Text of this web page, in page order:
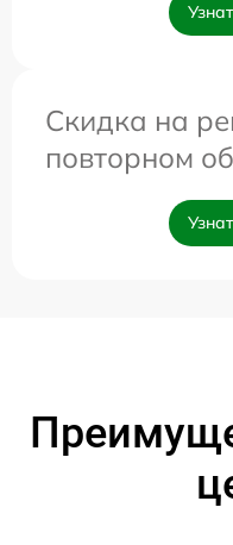
Скидка на
повторном